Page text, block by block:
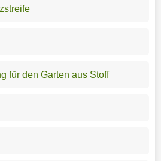
für den Garten aus Stoff